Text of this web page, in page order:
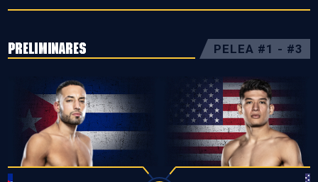
PRELIMINARES PELEA #1 - #3